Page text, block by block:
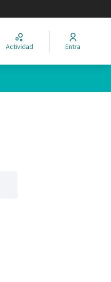
Actividad Entra